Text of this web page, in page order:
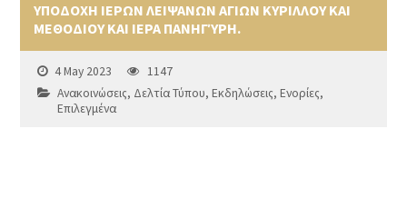
ΥΠΟΔΟΧΗ ΙΕΡΩΝ ΛΕΙΨΑΝΩΝ ΑΓΙΩΝ ΚΥΡΙΛΛΟΥ ΚΑΙ
ΜΕΘΟΔΙΟΥ ΚΑΙ ΙΕΡΑ ΠΑΝΗΓΎΡΗ.
4 May 2023
1147
Ανακοινώσεις, Δελτία Τύπου,Εκδηλώσεις,Ενορίες,
Επιλεγμένα